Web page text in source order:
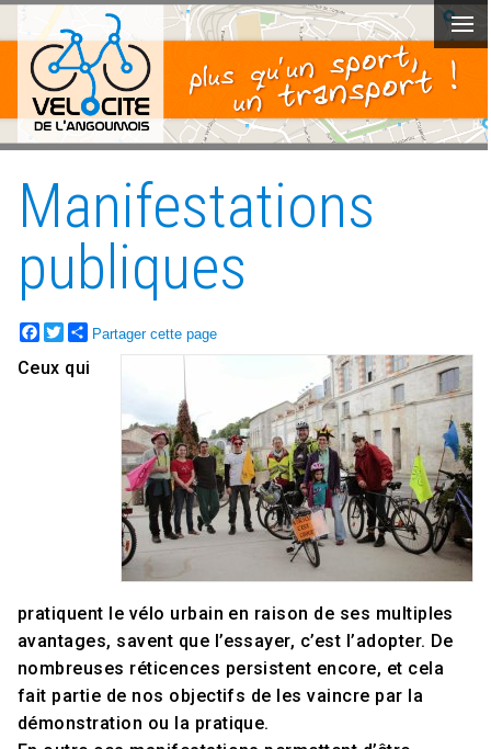
Manifestations
publiques
Facebook
TwitterPartager cette page
Ceux qui
pratiquent le vélo urbain en raison de ses multiples
avantages, savent que l’essayer, c’est l’adopter. De
nombreuses réticences persistent encore, et cela
fait partie de nos objectifs de les vaincre par la
démonstration ou la pratique.